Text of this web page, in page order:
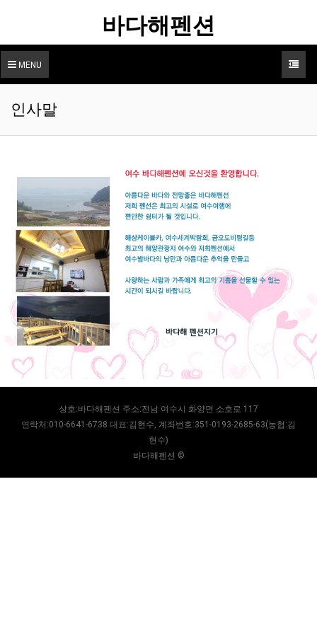
바다해펜션
MENU
인사말
상호:바다해펜션 주소:전남 여수시 화양면 소호로 117
연락처:010-6641-6738 대표:김현수, 계좌번호:351-0193-2685-63(농협:김
현수)
바다해펜션 ©